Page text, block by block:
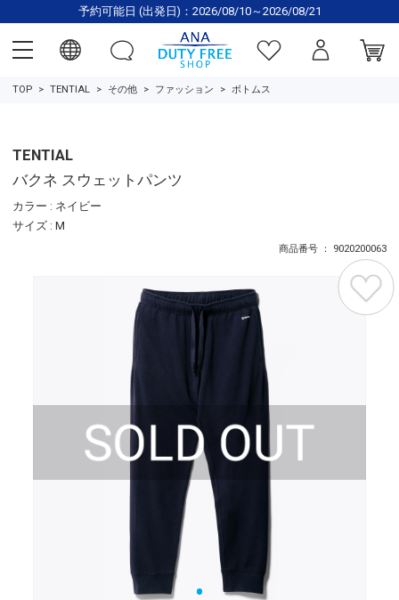
予約可能日 (出発日)：2026/08/10～2026/08/21
TOP TENTIAL その他 ファッション ボトムス
TENTIAL
バクネ スウェットパンツ
カラー : ネイビー
サイズ : M
商品番号 ： 9020200063